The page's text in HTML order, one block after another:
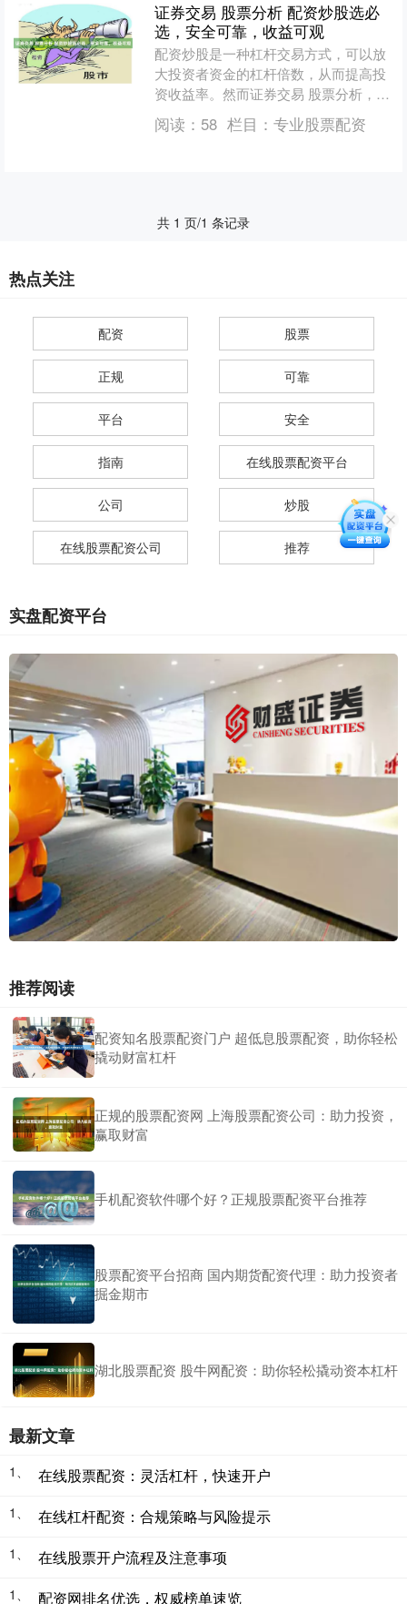
证券交易 股票分析 配资炒股选必
选，安全可靠，收益可观
配资炒股是一种杠杆交易方式，可以放
大投资者资金的杠杆倍数，从而提高投
资收益率。然而证券交易 股票分析，选
择一家安全可靠的配资平台至关重要。
配资的优势在于它可以....
阅读： 58 栏目： 专业股票配资
共 1 页/1 条记录
热点关注
配资 股票
正规 可靠
平台 安全
指南 在线股票配资平台
公司 炒股
在线股票配资公司 推荐
实盘配资平台
推荐阅读
配资知名股票配资门户 超低息股票配资，助你轻松
撬动财富杠杆
正规的股票配资网 上海股票配资公司：助力投资，
赢取财富
手机配资软件哪个好？正规股票配资平台推荐
股票配资平台招商 国内期货配资代理：助力投资者
掘金期市
湖北股票配资 股牛网配资：助你轻松撬动资本杠杆
最新文章
1、 在线股票配资：灵活杠杆，快速开户
1、 在线杠杆配资：合规策略与风险提示
1、 在线股票开户流程及注意事项
1、 配资网排名优选，权威榜单速览